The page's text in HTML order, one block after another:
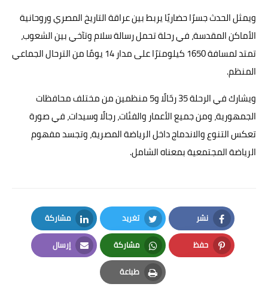
ويمثل الحدث جسرًا حضاريًا يربط بين عراقة التاريخ المصري وروحانية
الأماكن المقدسة، في رحلة تحمل رسالة سلام وتآخي بين الشعوب،
تمتد لمسافة 1650 كيلومترًا على مدار 14 يومًا من الترحال الجماعي
المنظم.
ويشارك في الرحلة 35 رحّالًا و5 منظمين من مختلف محافظات
الجمهورية، ومن جميع الأعمار والفئات، رجالًا وسيدات، في صورة
تعكس التنوع والاندماج داخل الرياضة المصرية، وتجسد مفهوم
الرياضة المجتمعية بمعناه الشامل.
نشر
Facebook
تغريد
Twitter
مشاركة
LinkedIn
حفظ
Pinterest
مشاركة
Whatsapp
إرسال
Email
طباعة
Print